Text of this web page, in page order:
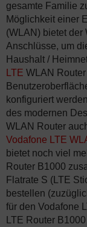
gesamte Familie
Möglichkeit einer
(WLAN) bietet der
Anschlüsse, um
Haushalt /
LTE WLAN
konfiguriert
des modernen
WLAN Router
Vodafone LTE
bietet noch viel
Router B1000
Flatrate S (LTE
bestellen
für den Vodafone
LTE Router